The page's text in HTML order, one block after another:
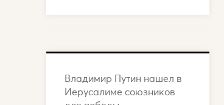
Владимир Путин нашел в
Иерусалиме союзников